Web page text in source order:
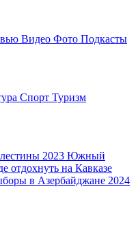
Видео Фото Подкасты
Спорт Туризм
2023 Южный
отдохнуть на Кавказе
в Азербайджане 2024